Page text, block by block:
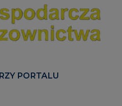
PORTALU